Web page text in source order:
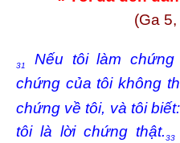
(Ga
31
Nếu tôi làm
chứng của tôi không
chứng về tôi, và tôi
tôi là lời chứng thật.33